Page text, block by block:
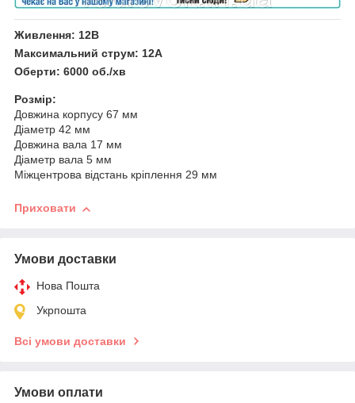
Живлення: 12В
Максимальний струм: 12А
Оберти: 6000 об./хв
Розмір:
Довжина корпусу 67 мм
Діаметр 42 мм
Довжина вала 17 мм
Діаметр вала 5 мм
Міжцентрова відстань кріплення 29 мм
Приховати
Умови доставки
Нова Пошта
Укрпошта
Всі умови доставки
Умови оплати